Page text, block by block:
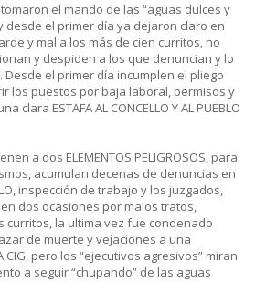
el mando de las “aguas dulces y
desde el primer día ya dejaron claro en
y mal a los más de cien curritos, no
y despiden a los que denuncian y lo
Desde el primer día incumplen el pliego
los puestos por baja laboral, permisos y
clara ESTAFA AL CONCELLO Y AL PUEBLO
a dos ELEMENTOS PELIGROSOS, para
acumulan decenas de denuncias en
inspección de trabajo y los juzgados,
dos ocasiones por malos tratos,
curritos, la ultima vez fue condenado
de muerte y vejaciones a una
CIG, pero los “ejecutivos agresivos” miran
a seguir “chupando” de las aguas